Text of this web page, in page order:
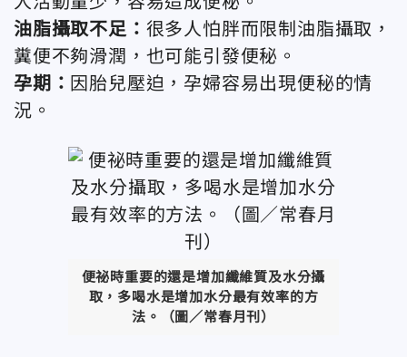
油脂攝取不足： 很多人怕胖而限制油脂攝取，
糞便不夠滑潤，也可能引發便秘。
孕期： 因胎兒壓迫，孕婦容易出現便秘的情
況。
便祕時重要的還是增加纖維質及水分攝
取，多喝水是增加水分最有效率的方
法。（圖／常春月刊）